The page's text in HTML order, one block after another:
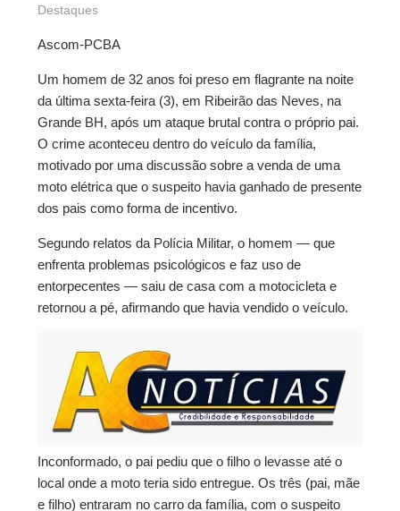
Destaques
Ascom-PCBA
Um homem de 32 anos foi preso em flagrante na noite
da última sexta-feira (3), em Ribeirão das Neves, na
Grande BH, após um ataque brutal contra o próprio pai.
O crime aconteceu dentro do veículo da família,
motivado por uma discussão sobre a venda de uma
moto elétrica que o suspeito havia ganhado de presente
dos pais como forma de incentivo.
Segundo relatos da Polícia Militar, o homem — que
enfrenta problemas psicológicos e faz uso de
entorpecentes — saiu de casa com a motocicleta e
retornou a pé, afirmando que havia vendido o veículo.
Inconformado, o pai pediu que o filho o levasse até o
local onde a moto teria sido entregue. Os três (pai, mãe
e filho) entraram no carro da família, com o suspeito